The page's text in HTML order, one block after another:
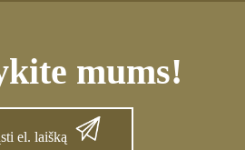
mums!
el. laišką